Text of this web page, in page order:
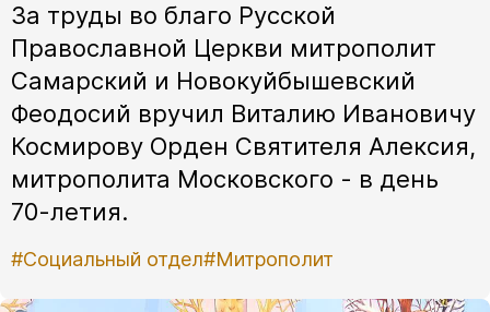
За труды во благо Русской
Православной Церкви митрополит
Самарский и Новокуйбышевский
Феодосий вручил Виталию Ивановичу
Космирову Орден Святителя Алексия,
митрополита Московского - в день
70-летия.
#Социальный отдел#Митрополит